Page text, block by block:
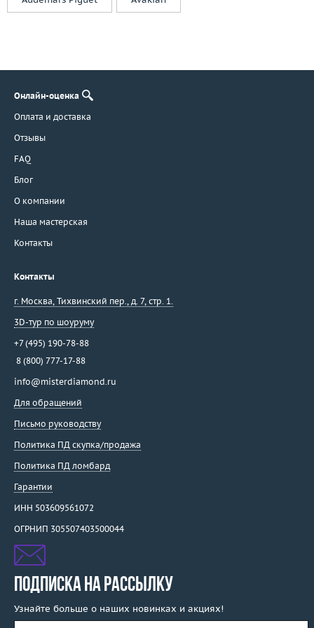
Versace
Yanush Gioielli
Yvel
Zahra
Бразилия
Бронницкий Ювелир
МЮЗ
СССР
Швейцария
ЭПЛ Якутские бриллианты
Онлайн-оценка
Оплата и доставка
Отзывы
FAQ
Блог
О компании
Наша мастерская
Контакты
Контакты
г. Москва Тихвинский пер., д. 7, стр. 1.
3D-тур по шоуруму
+7 (495) 190-78-88
8 (800) 777-17-88
info@misterdiamond.ru
Для обращений
Письмо руководству
Политика ПД скупка/продажа
Политика ПД ломбард
Гарантии
ИНН 503609561072
ОГРНИП 305507403500044
ПОДПИСКА НА РАССЫЛКУ
Узнайте больше о наших новинках и акциях!